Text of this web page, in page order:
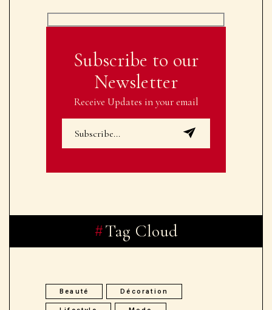
Subscribe to our
Newsletter
Receive Updates in your email
Tag Cloud
Lifestyle Mode